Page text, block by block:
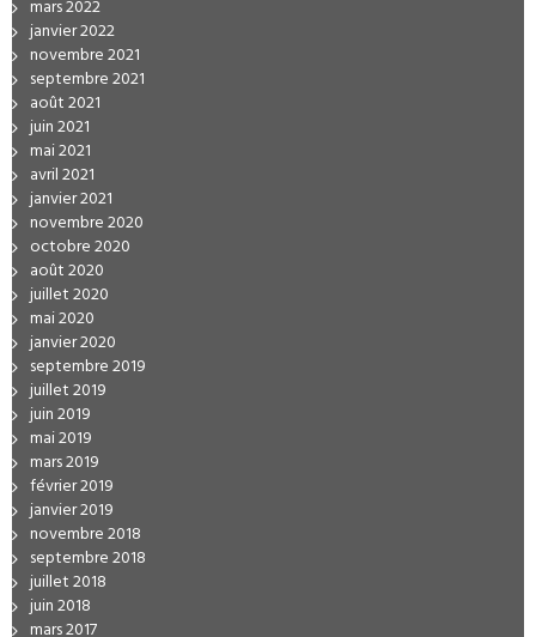
mars 2022
janvier 2022
novembre 2021
septembre 2021
août 2021
juin 2021
mai 2021
avril 2021
janvier 2021
novembre 2020
octobre 2020
août 2020
juillet 2020
mai 2020
janvier 2020
septembre 2019
juillet 2019
juin 2019
mai 2019
mars 2019
février 2019
janvier 2019
novembre 2018
septembre 2018
juillet 2018
juin 2018
mars 2017